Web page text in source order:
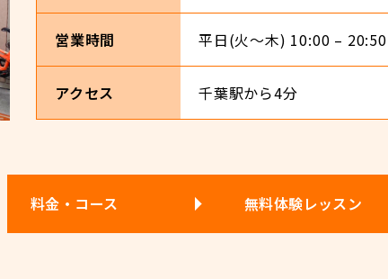
営業時間 平日(火～木) 10:00 –
アクセス 千葉駅から4分
料金・コース 無料体験レッスン